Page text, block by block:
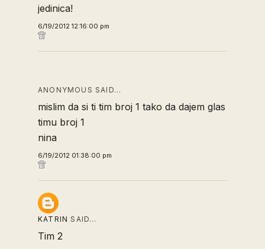
jedinica!
6/19/2012 12:16:00 pm
ANONYMOUS SAID…
mislim da si ti tim broj 1 tako da dajem glas
timu broj 1
nina
6/19/2012 01:38:00 pm
KATRIN SAID…
Tim 2